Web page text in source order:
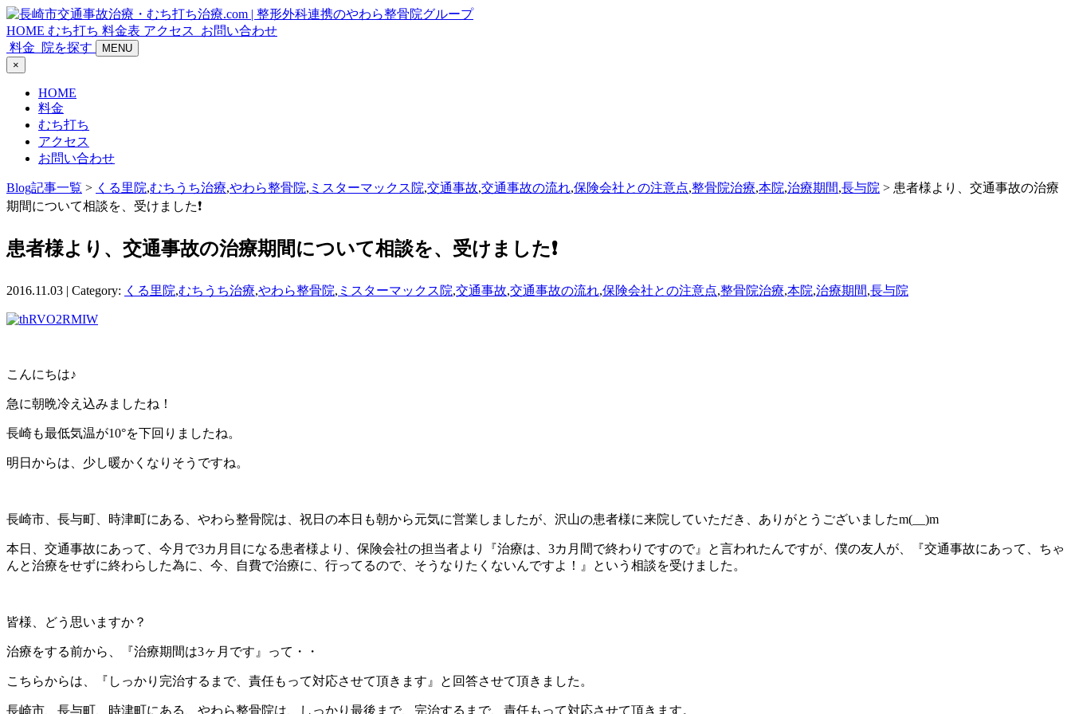
HOME むち打ち 料金表 アクセス
お問い合わせ
料金
院を探す
MENU
×
HOME
料金
むち打ち
アクセス
お問い合わせ
Blog記事一覧 > くる里院,むちうち治療,やわら整骨院, ミスターマックス院,交通事故,交通事故の流れ,保険会社との注意点,整骨院治療,本院,治療期間,長与院 > 患者様より、交通事故の治療
期間について相談を、受けました❗
患者様より、交通事故の治療期間について相談を、受けました❗
2016.11.03 | Category: くる里院,むちうち治療,やわら整骨院, ミスターマックス院,交通事故,交通事故の流れ,保険会社との注意点,整骨院治療,本院,治療期間,長与院
こんにちは♪
急に朝晩冷え込みましたね！
長崎も最低気温が10°を下回りましたね。
明日からは、少し暖かくなりそうですね。
長崎市、長与町、時津町にある、やわら整骨院は、祝日の本日も朝から元気に営業しましたが、沢山の患者様に来院していただき、ありがとうございましたm(__)m
本日、交通事故にあって、今月で3カ月目になる患者様より、保険会社の担当者より『治療は、3カ月間で終わりですので』と言われたんですが、僕の友人が、『交通事故にあって、ちゃ
んと治療をせずに終わらした為に、今、自費で治療に、行ってるので、そうなりたくないんですよ！』という相談を受けました。
皆様、どう思いますか？
治療をする前から、『治療期間は3ヶ月です』って・・
こちらからは、『しっかり完治するまで、責任もって対応させて頂きます』と回答させて頂きました。
長崎市、長与町、時津町にある、やわら整骨院は、しっかり最後まで、完治するまで、責任もって対応させて頂きます。